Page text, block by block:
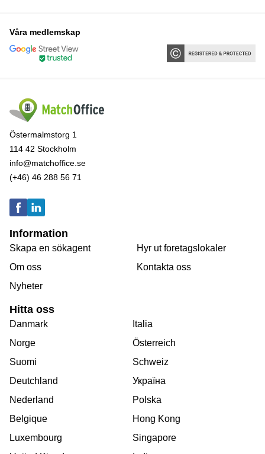
Våra medlemskap
Östermalmstorg 1
114 42 Stockholm
info@matchoffice.se
(+46) 46 288 56 71
Information
Skapa en sökagent
Om oss
Nyheter
Hyr ut foretagslokaler
Kontakta oss
Hitta oss
Danmark
Norge
Suomi
Deutchland
Nederland
Belgique
Luxembourg
Italia
Österreich
Schweiz
Україна
Polska
Hong Kong
Singapore